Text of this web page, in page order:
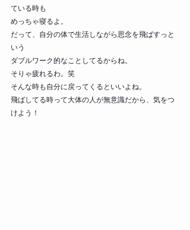
ている時も
めっちゃ寝るよ。
だって、自分の体で生活しながら思念を飛ばすっと
いう
ダブルワーク的なことしてるからね。
そりゃ疲れるわ。笑
そんな時も自分に戻ってくるといいよね。
飛ばしてる時って大体の人が無意識だから、気をつ
けよう！